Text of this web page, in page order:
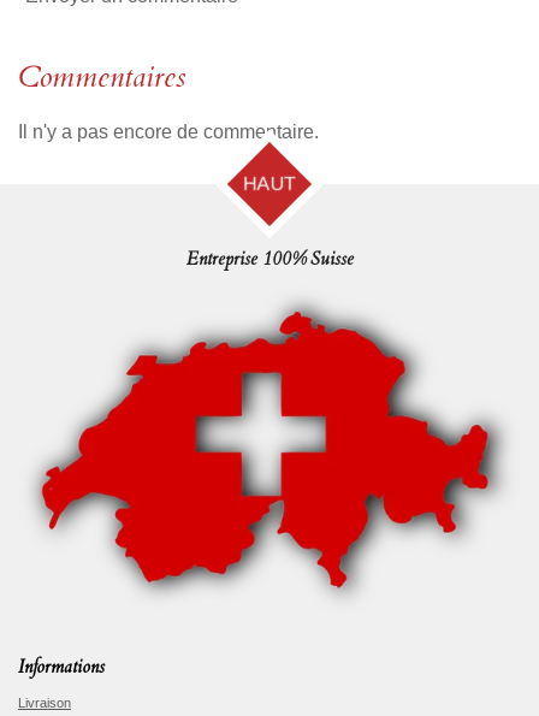
Commentaires
Il n'y a pas encore de commentaire.
HAUT
Entreprise 100% Suisse
Informations
Livraison